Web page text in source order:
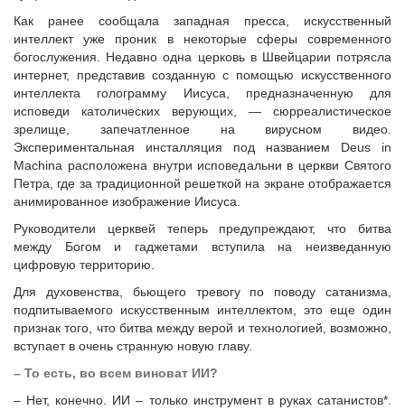
Как ранее сообщала западная пресса, искусственный
интеллект уже проник в некоторые сферы современного
богослужения. Недавно одна церковь в Швейцарии потрясла
интернет, представив созданную с помощью искусственного
интеллекта голограмму Иисуса, предназначенную для
исповеди католических верующих, — сюрреалистическое
зрелище, запечатленное на вирусном видео.
Экспериментальная инсталляция под названием Deus in
Machina расположена внутри исповедальни в церкви Святого
Петра, где за традиционной решеткой на экране отображается
анимированное изображение Иисуса.
Руководители церквей теперь предупреждают, что битва
между Богом и гаджетами вступила на неизведанную
цифровую территорию.
Для духовенства, бьющего тревогу по поводу сатанизма,
подпитываемого искусственным интеллектом, это еще один
признак того, что битва между верой и технологией, возможно,
вступает в очень странную новую главу.
– То есть, во всем виноват ИИ?
– Нет, конечно. ИИ – только инструмент в руках сатанистов*.